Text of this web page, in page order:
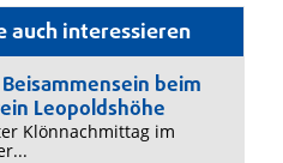
auch interessieren
beim
Leopoldshöhe
Klönnachmittag im